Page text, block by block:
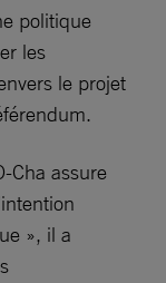
politique
les
le projet
Cha assure
», il a